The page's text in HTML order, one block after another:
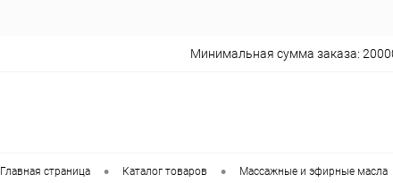
Минимальная сумма заказа:
Главная страница • Каталог товаров • Массажные и эфирные масла